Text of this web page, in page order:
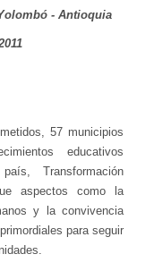
- Antioquia
57 municipios
educativos
Transformación
aspectos como la
y la convivencia
para seguir